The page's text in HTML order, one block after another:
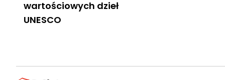
wartościowych dzieł
UNESCO